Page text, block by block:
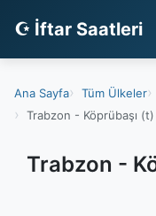
☪ İftar Saatleri
Ana Sayfa Tüm Ülkeler
Trabzon - Köprübaşı
Trabzon -